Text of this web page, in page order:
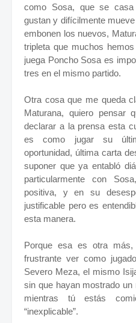
como Sosa, que se
gustan y difícilmente
embonen los nuevos,
tripleta que muchos
juega Poncho Sosa es
tres en el mismo partido.
Otra cosa que me queda
Maturana, quiero pensar
declarar a la prensa esta
es como jugar su
oportunidad, última carta
suponer que ya entabló
particularmente con
positiva, y en su
justificable pero es
esta manera.
Porque esa es otra
frustrante ver como
Severo Meza, el mismo
sin que hayan mostrado
mientras tú estás
“inexplicable”.